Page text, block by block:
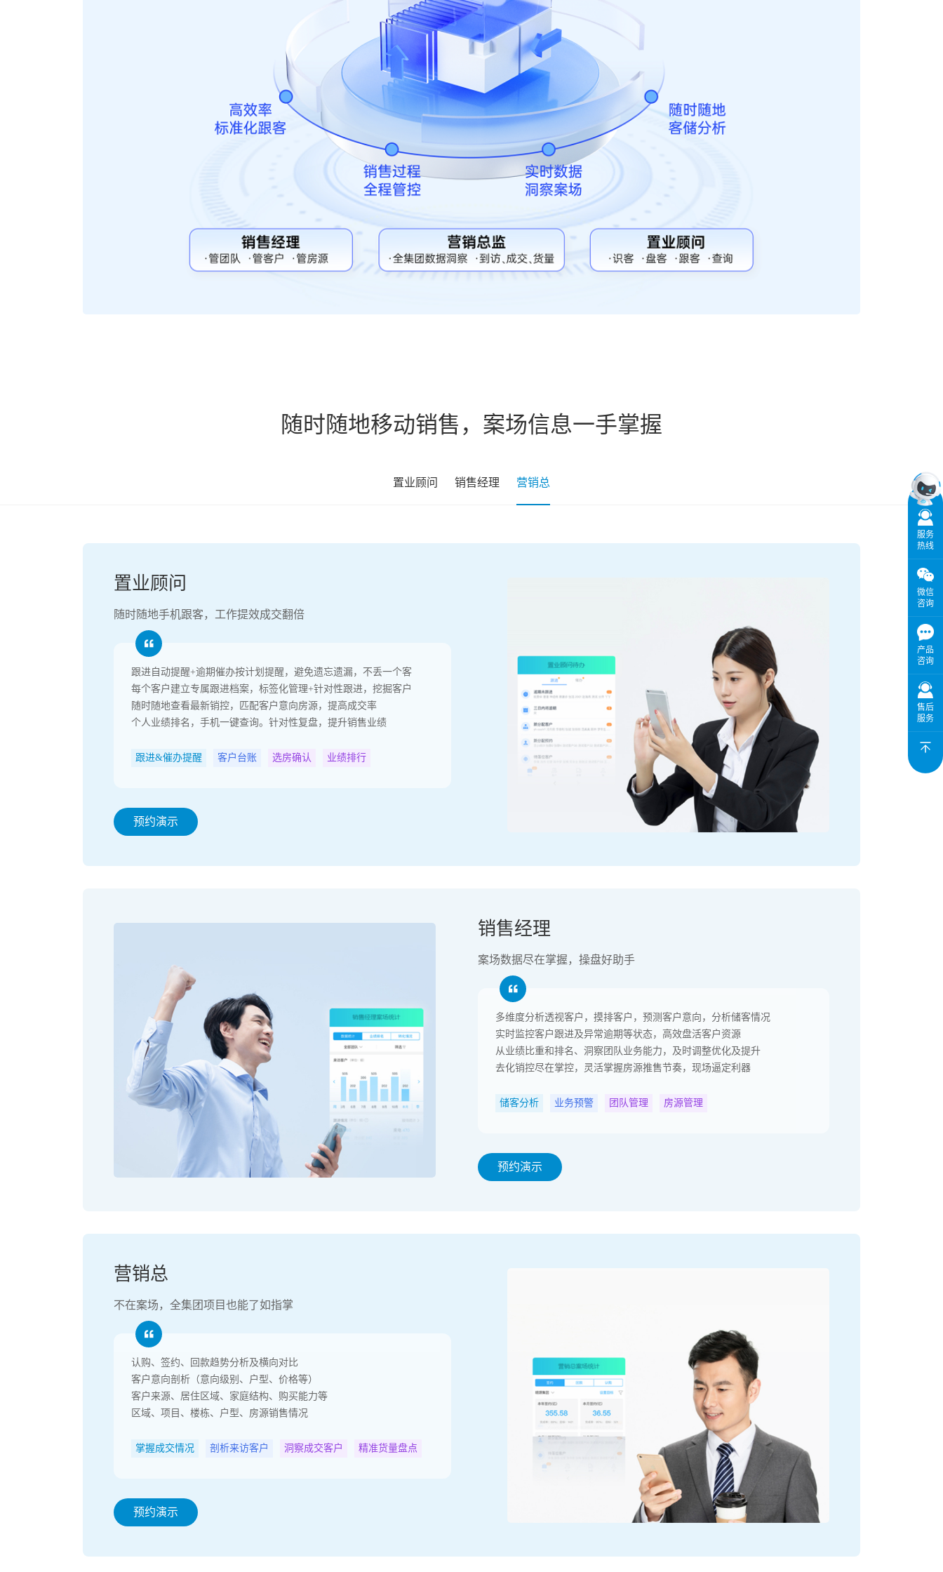
随时随地移动销售，案场信息一手掌握
置业顾问 销售经理 营销总
置业顾问
随时随地手机跟客，工作提效成交翻倍
跟进自动提醒+逾期催办按计划提醒，避免遗忘遗漏，不丢一个客
每个客户建立专属跟进档案，标签化管理+针对性跟进，挖掘客户
随时随地查看最新销控，匹配客户意向房源，提高成交率
个人业绩排名，手机一键查询。针对性复盘，提升销售业绩
跟进&催办提醒 客户台账 选房确认 业绩排行
预约演示
销售经理
案场数据尽在掌握，操盘好助手
多维度分析透视客户，摸排客户，预测客户意向，分析储客情况
实时监控客户跟进及异常逾期等状态，高效盘活客户资源
从业绩比重和排名、洞察团队业务能力，及时调整优化及提升
去化销控尽在掌控，灵活掌握房源推售节奏，现场逼定利器
储客分析 业务预警 团队管理 房源管理
预约演示
营销总
不在案场，全集团项目也能了如指掌
认购、签约、回款趋势分析及横向对比
客户意向剖析（意向级别、户型、价格等）
客户来源、居住区域、家庭结构、购买能力等
区域、项目、楼栋、户型、房源销售情况
掌握成交情况 剖析来访客户 洞察成交客户 精准货量盘点
预约演示
服务
热线
微信
咨询
产品
咨询
售后
服务